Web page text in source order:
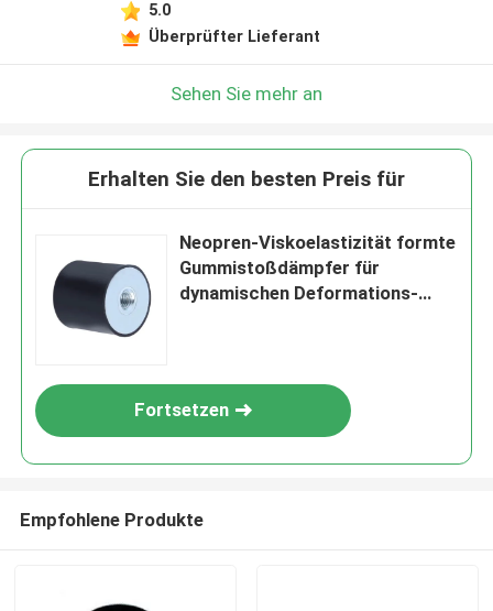
5.0
Überprüfter Lieferant
Sehen Sie mehr an
Erhalten Sie den besten Preis für
Neopren-Viskoelastizität formte
Gummistoßdämpfer für
dynamischen Deformations-
Fortsetzen
Empfohlene Produkte